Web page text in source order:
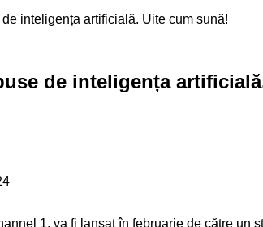
de inteligența
1, va fi lansat în februarie de către